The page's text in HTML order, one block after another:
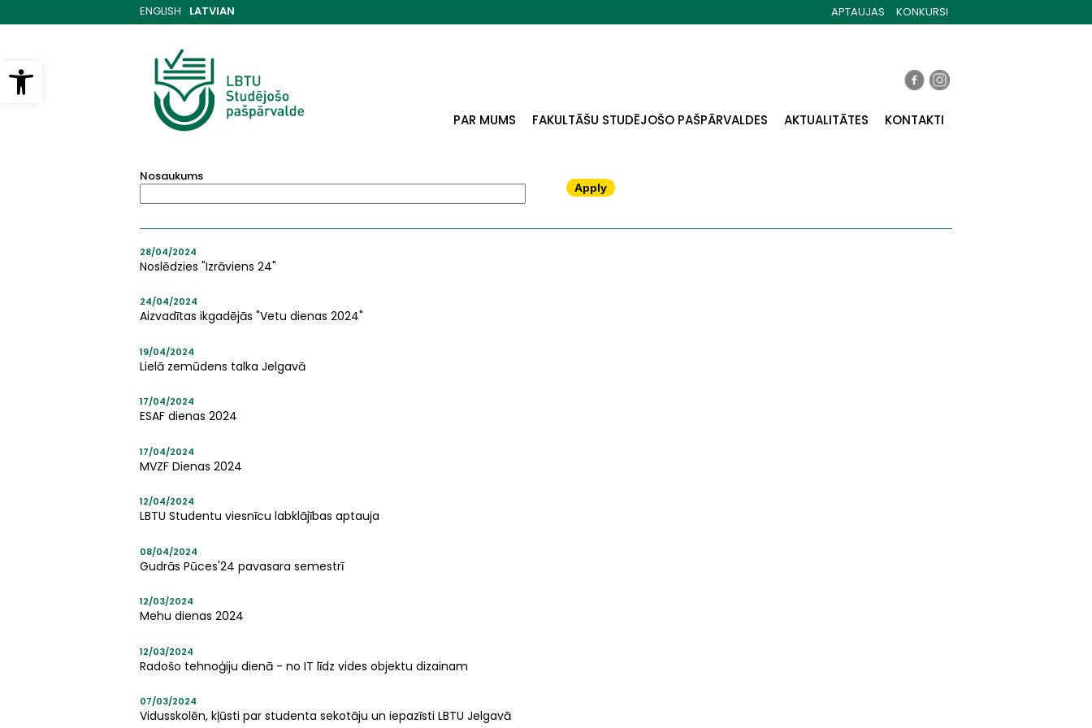
Open toolbar
APTAUJAS KONKURSI
ENGLISH LATVIAN
PAR MUMS FAKULTĀŠU STUDĒJOŠO PAŠPĀRVALDES AKTUALITĀTES KONTAKTI
Nosaukums
28/04/2024
Noslēdzies "Izrāviens 24"
24/04/2024
Aizvadītas ikgadējās "Vetu dienas 2024"
19/04/2024
Lielā zemūdens talka Jelgavā
17/04/2024
ESAF dienas 2024
17/04/2024
MVZF Dienas 2024
12/04/2024
LBTU Studentu viesnīcu labklājības aptauja
08/04/2024
Gudrās Pūces'24 pavasara semestrī
12/03/2024
Mehu dienas 2024
12/03/2024
Radošo tehnoģiju dienā - no IT līdz vides objektu dizainam
07/03/2024
Vidusskolēn, kļūsti par studenta sekotāju un iepazīsti LBTU Jelgavā